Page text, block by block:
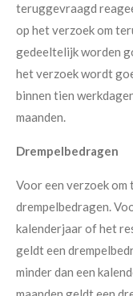
teruggevraagd
op het verzoek om
gedeeltelijk worden
het verzoek wordt
binnen tien
maanden.
Drempelbedragen
Voor een verzoek
drempelbedragen.
kalenderjaar of het
geldt een
minder dan een